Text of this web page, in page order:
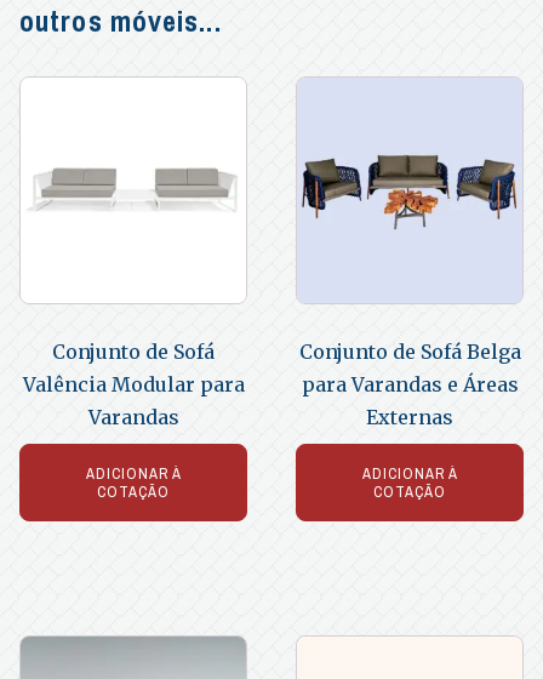
outros móveis...
Conjunto de Sofá
Valência Modular para
Varandas
ADICIONAR À
COTAÇÃO
Conjunto de Sofá Belga
para Varandas e Áreas
Externas
ADICIONAR À
COTAÇÃO